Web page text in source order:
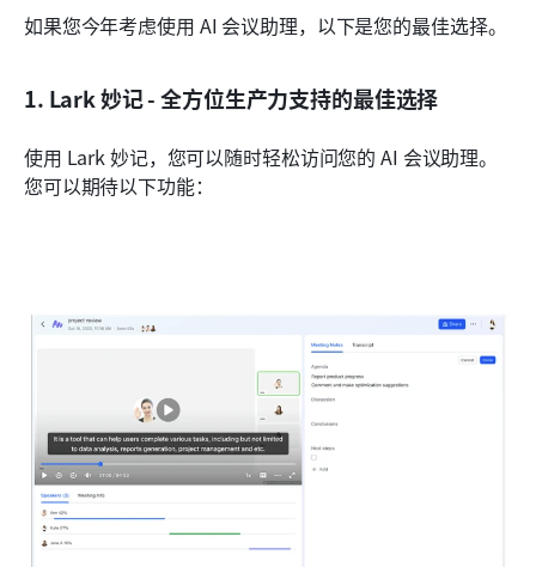
如果您今年考虑使用 AI 会议助理，以下是您的最佳选择。
1. Lark 妙记 - 全方位生产力支持的最佳选择
使用 Lark 妙记，您可以随时轻松访问您的 AI 会议助理。
您可以期待以下功能：